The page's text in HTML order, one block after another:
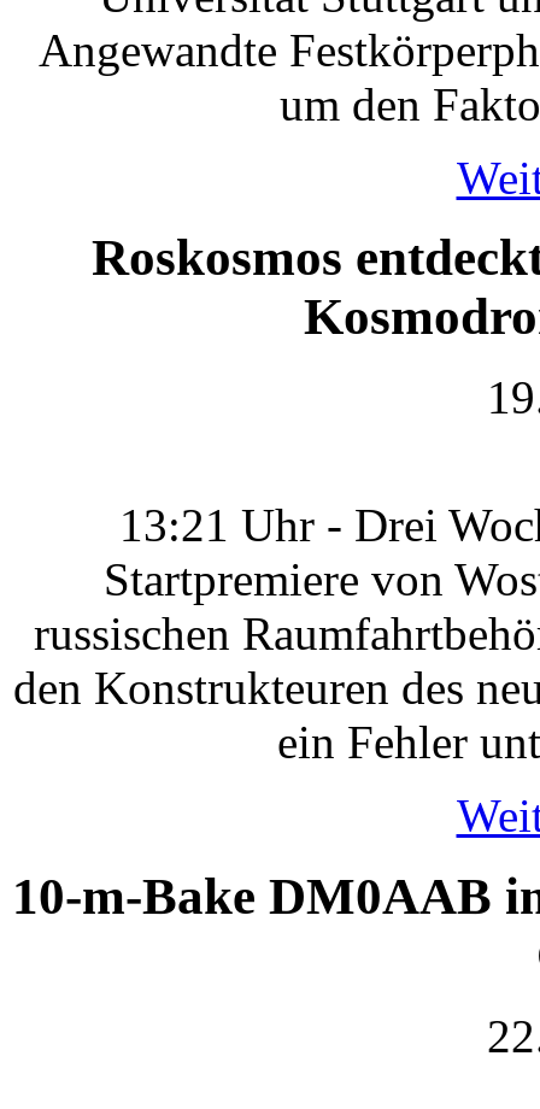
Angewandte
um den
Roskosmos
13:21 Uhr - Drei
Startpremiere von
russischen
den Konstrukteuren des
ein Fehler
10-m-Bake DM0AAB